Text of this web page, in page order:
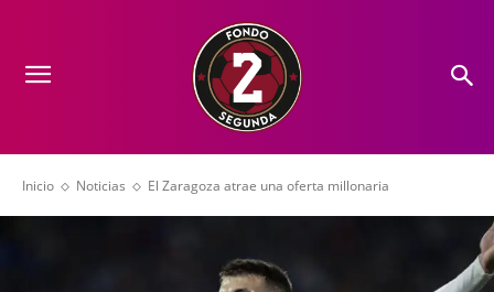
Inicio Noticias El Zaragoza atrae una oferta millonaria